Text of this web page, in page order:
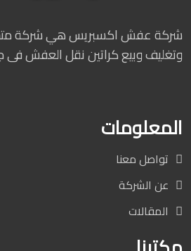
شركة عفش اكسبريس هي شركة
وتغليف وبيع كراتين نقل العفش
المعلومات
تواصل معنا
عن الشركة
المقالات